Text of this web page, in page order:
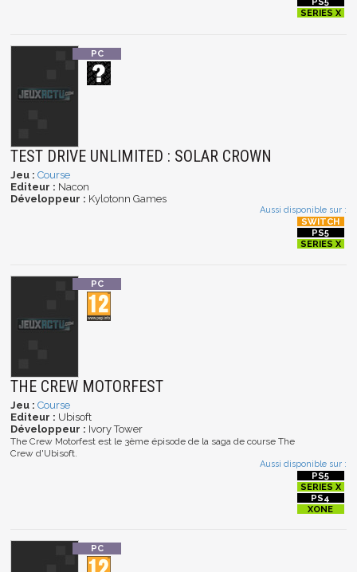
TEST DRIVE UNLIMITED : SOLAR CROWN
Jeu : Course
Editeur : Nacon
Développeur : Kylotonn Games
Aussi disponible sur :
THE CREW MOTORFEST
Jeu : Course
Editeur : Ubisoft
Développeur : Ivory Tower
The Crew Motorfest est le 3ème épisode de la saga de course The
Crew d'Ubisoft.
Aussi disponible sur :